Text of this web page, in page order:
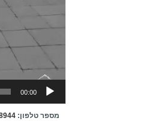
00:00
מספר טלפון: